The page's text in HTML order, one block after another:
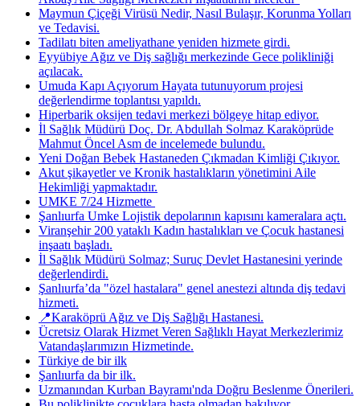
Maymun Çiçeği Virüsü Nedir, Nasıl Bulaşır, Korunma Yolları
ve Tedavisi.
Tadilatı biten ameliyathane yeniden hizmete girdi.
Eyyübiye Ağız ve Diş sağlığı merkezinde Gece polikliniği
açılacak.
Umuda Kapı Açıyorum Hayata tutunuyorum projesi
değerlendirme toplantısı yapıldı.
Hiperbarik oksijen tedavi merkezi bölgeye hitap ediyor.
İl Sağlık Müdürü Doç. Dr. Abdullah Solmaz Karaköprüde
Mahmut Öncel Asm de incelemede bulundu.
Yeni Doğan Bebek Hastaneden Çıkmadan Kimliği Çıkıyor.
Akut şikayetler ve Kronik hastalıkların yönetimini Aile
Hekimliği yapmaktadır.
UMKE 7/24 Hizmette ​
Şanlıurfa Umke Lojistik depolarının kapısını kameralara açtı.
Viranşehir 200 yataklı Kadın hastalıkları ve Çocuk hastanesi
inşaatı başladı.
İl Sağlık Müdürü Solmaz; Suruç Devlet Hastanesini yerinde
değerlendirdi.
Şanlıurfa’da "özel hastalara" genel anestezi altında diş tedavi
hizmeti.
📍Karaköprü Ağız ve Diş Sağlığı Hastanesi.
Ücretsiz Olarak Hizmet Veren Sağlıklı Hayat Merkezlerimiz
Vatandaşlarımızın Hizmetinde.
Türkiye de bir ilk
Şanlıurfa da bir ilk.
Uzmanından Kurban Bayramı'nda Doğru Beslenme Önerileri.